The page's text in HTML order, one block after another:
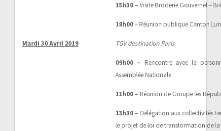
15h30 – Visite Broderie Gouvernel –
18h00– Réunion publique Canton
Mardi 30 Avril 2019 TGV destination Paris
09h00 – Rencontre avec le
Assemblée Nationale
11h00 – Réunion de Groupe les
13h30 – Délégation aux collectivités
le projet de loi de transformation de